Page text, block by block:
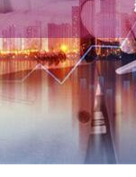
14311.01